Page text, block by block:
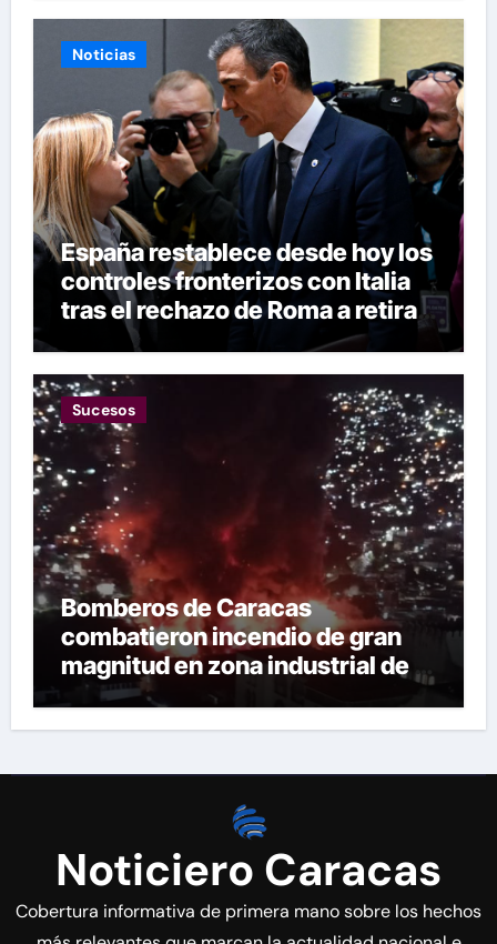
Noticias
España restablece desde hoy los
controles fronterizos con Italia
tras el rechazo de Roma a retirar
las restricciones
Sucesos
Bomberos de Caracas
combatieron incendio de gran
magnitud en zona industrial de El
Llanito
Noticiero Caracas
Cobertura informativa de primera mano sobre los hechos